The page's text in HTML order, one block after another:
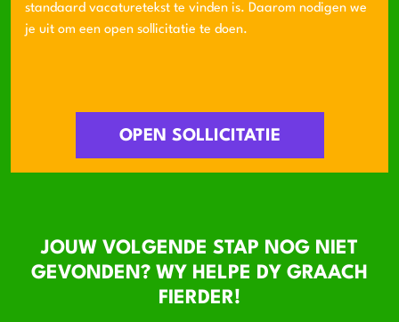
standaard vacaturetekst te vinden is. Daarom nodigen we
je uit om een open sollicitatie te doen.
OPEN SOLLICITATIE
JOUW VOLGENDE STAP NOG NIET
GEVONDEN? WY HELPE DY GRAACH
FIERDER!